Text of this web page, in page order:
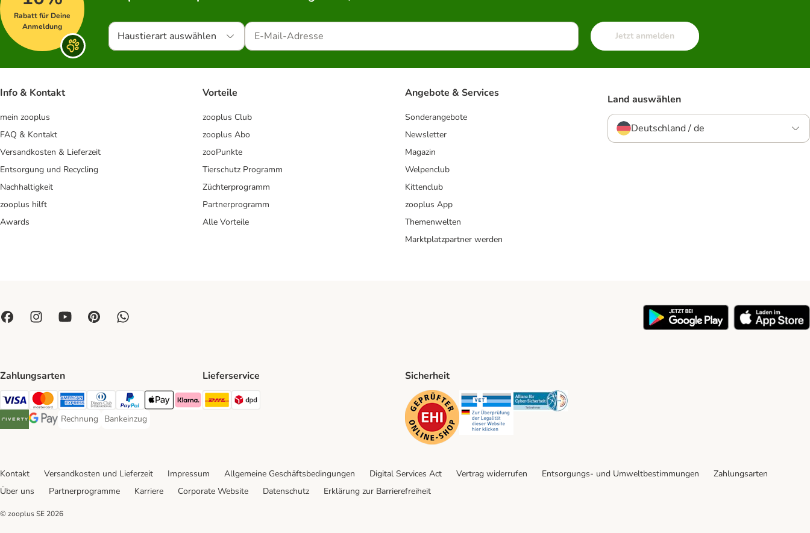
Rabatt für Deine
Anmeldung
Haustierart auswählen Jetzt anmelden
Info & Kontakt
mein zooplus
FAQ & Kontakt
Versandkosten & Lieferzeit
Entsorgung und Recycling
Nachhaltigkeit
zooplus hilft
Awards
Vorteile
zooplus Club
zooplus Abo
zooPunkte
Tierschutz Programm
Züchterprogramm
Partnerprogramm
Alle Vorteile
Angebote & Services
Sonderangebote
Newsletter
Magazin
Welpenclub
Kittenclub
zooplus App
Themenwelten
Marktplatzpartner werden
Land auswählen
Deutschland / de
Zahlungsarten
Visa Payment Method
Mastercard Payment Method
American Express Payment Method
Diners Club Payment Method
PayPal Payment Method
Apple Pay Payment Method
Klarna Payment Method
Riverty Payment Method
Google Pay Payment Method
Rechnung
Rechnung Payment Method
Bankeinzug
Bankeinzug Payment Method
Lieferservice
DHL Shipping Method
Sicherheit
Security Security Security
Kontakt Versandkosten und Lieferzeit Impressum Allgemeine Geschäftsbedingungen Digital Services Act Vertrag widerrufen Entsorgungs- und Umweltbestimmungen
Zahlungsarten
Über uns
Partnerprogramme Karriere Corporate Website Datenschutz Erklärung zur Barrierefreiheit
© zooplus SE 2026